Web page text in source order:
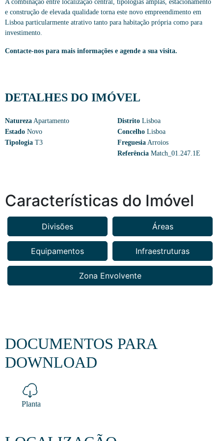
A combinação entre localização central, tipologias amplas, estacionamento
e construção de elevada qualidade torna este novo empreendimento em
Lisboa particularmente atrativo tanto para habitação própria como para
investimento.
Contacte-nos para mais informações e agende a sua visita.
DETALHES DO IMÓVEL
Natureza Apartamento
Estado Novo
Tipologia T3
Distrito Lisboa
Concelho Lisboa
Freguesia Arroios
Referência Match_01.247.1E
Características do Imóvel
Divisões Áreas
Equipamentos Infraestruturas
Zona Envolvente
DOCUMENTOS PARA
DOWNLOAD
Planta